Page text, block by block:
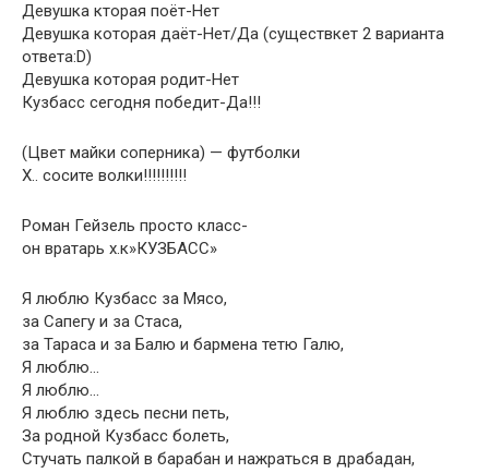
Девушка кторая поёт-Нет
Девушка которая даёт-Нет/Да (существкет 2 варианта
ответа:D)
Девушка которая родит-Нет
Кузбасс сегодня победит-Да!!!
(Цвет майки соперника) — футболки
Х.. сосите волки!!!!!!!!!!
Роман Гейзель просто класс-
он вратарь х.к»КУЗБАСС»
Я люблю Кузбасс за Мясо,
за Сапегу и за Стаса,
за Тараса и за Балю и бармена тетю Галю,
Я люблю…
Я люблю…
Я люблю здесь песни петь,
За родной Кузбасс болеть,
Стучать палкой в барабан и нажраться в драбадан,